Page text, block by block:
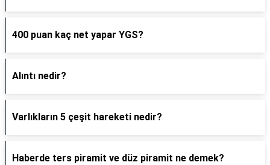
400 puan kaç net yapar YGS?
Alıntı nedir?
Varlıkların 5 çeşit hareketi nedir?
Haberde ters piramit ve düz piramit ne demek?